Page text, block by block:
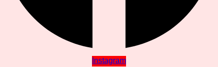
Instagram